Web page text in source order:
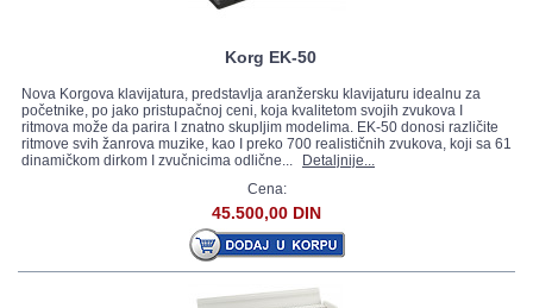
Korg EK-50
Nova Korgova klavijatura, predstavlja aranžersku klavijaturu idealnu za
početnike, po jako pristupačnoj ceni, koja kvalitetom svojih zvukova I
ritmova može da parira I znatno skupljim modelima. EK-50 donosi različite
ritmove svih žanrova muzike, kao I preko 700 realističnih zvukova, koji sa 61
dinamičkom dirkom I zvučnicima odlične...
Detaljnije...
Cena:
45.500,00 DIN